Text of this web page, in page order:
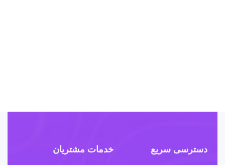
دسترسی سریع خدمات مشتریان